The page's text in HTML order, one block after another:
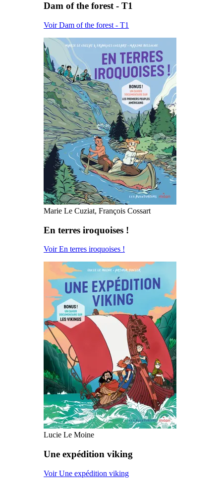
Dam of the forest - T1
Voir Dam of the forest - T1
Marie Le Cuziat, François Cossart
En terres iroquoises !
Voir En terres iroquoises !
Lucie Le Moine
Une expédition viking
Voir Une expédition viking